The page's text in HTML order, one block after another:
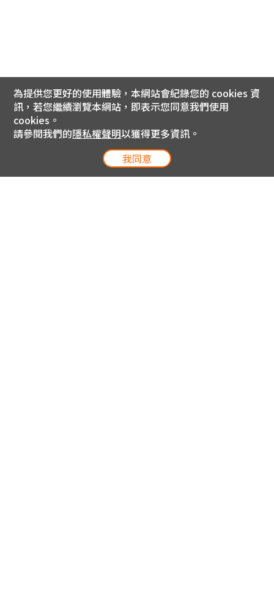
為提供您更好的使用體驗，本網站會紀錄您的 cookies 資
訊，若您繼續瀏覽本網站，即表示您同意我們使用
cookies。
請參閱我們的隱私權聲明以獲得更多資訊。
我同意